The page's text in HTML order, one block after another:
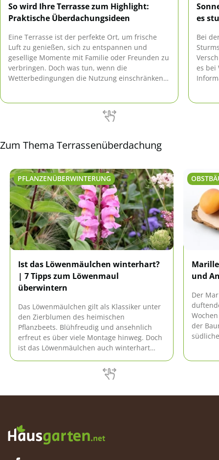
So wird Ihre Terrasse zum Highlight:
Praktische Überdachungsideen
Eine Terrasse ist der perfekte Ort, um frische
Luft zu genießen, sich zu entspannen und
gesellige Momente mit Familie oder Freunden zu
verbringen. Doch was tun, wenn die
Wetterbedingungen die Nutzung einschränken?
Sonneneinstrahlung, sondern wertet Ihren
Außenbereich auch optisch auf. In diesem
es
Bei
es bei
Zum Thema Terrassenüberdachung
PFLANZENÜBERWINTERUNG
Ist das Löwenmäulchen winterhart?
| 7 Tipps zum Löwenmaul
überwintern
Das Löwenmäulchen gilt als Klassiker unter
den Zierblumen des heimischen
Pflanzbeets. Blühfreudig und ansehnlich
erfreut es über viele Montage hinweg. Doch
ist das Löwenmäulchen auch winterhart
Antwort auf diese Fragen finden Sie bei uns.
und
Der
der